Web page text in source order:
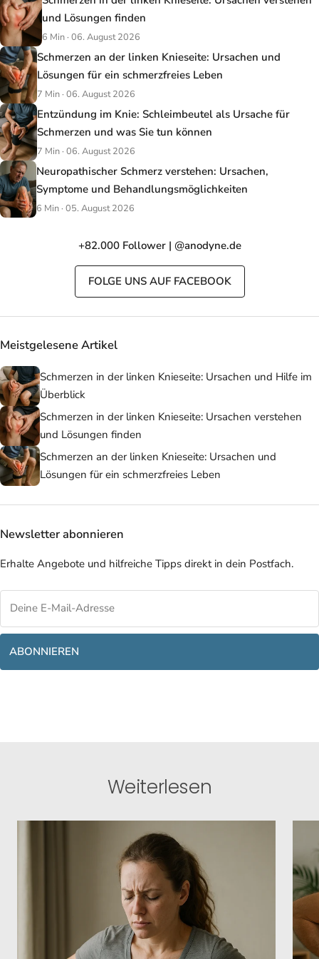
und Lösungen finden
6 Min · 06. August 2026
Schmerzen an der linken Knieseite: Ursachen und
Lösungen für ein schmerzfreies Leben
7 Min · 06. August 2026
Entzündung im Knie: Schleimbeutel als Ursache für
Schmerzen und was Sie tun können
7 Min · 06. August 2026
Neuropathischer Schmerz verstehen: Ursachen,
Symptome und Behandlungsmöglichkeiten
6 Min · 05. August 2026
+82.000 Follower | @anodyne.de
FOLGE UNS AUF FACEBOOK
Meistgelesene Artikel
Schmerzen in der linken Knieseite: Ursachen und Hilfe im
Überblick
Schmerzen in der linken Knieseite: Ursachen verstehen
und Lösungen finden
Schmerzen an der linken Knieseite: Ursachen und
Lösungen für ein schmerzfreies Leben
Newsletter abonnieren
Erhalte Angebote und hilfreiche Tipps direkt in dein Postfach.
ABONNIEREN
Weiterlesen